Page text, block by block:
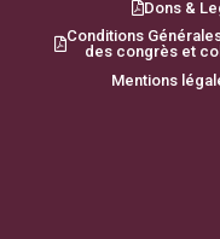
Dons &
Conditions
des congrès et
Mentions